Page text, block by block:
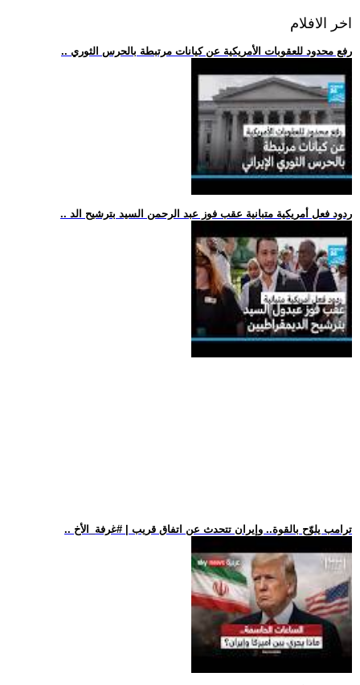
اخر الافلام
.. رفع محدود للعقوبات الأمريكية عن كيانات مرتبطة بالحرس الثوري
.. ردود فعل أمريكية متبانية عقب فوز عبد الرحمن السيد بترشيح الد
.. ترامب يلوّح بالقوة.. وإيران تتحدث عن اتفاق قريب | #غرفة_الأخ